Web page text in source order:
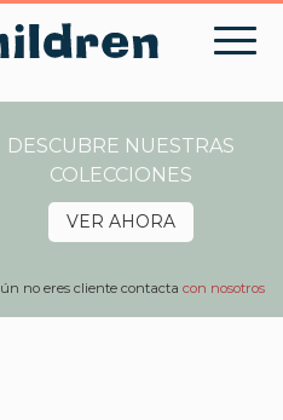
DESCUBRE NUESTRAS
COLECCIONES
VER AHORA
no eres cliente contactacon nosotros